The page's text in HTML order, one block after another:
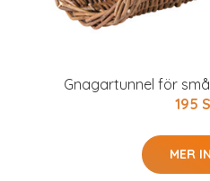
Gnagartunnel för
195
MER